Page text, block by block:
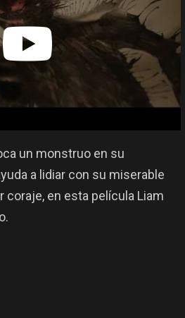
un monstruo en su
a lidiar con su miserable
coraje, en esta película Liam